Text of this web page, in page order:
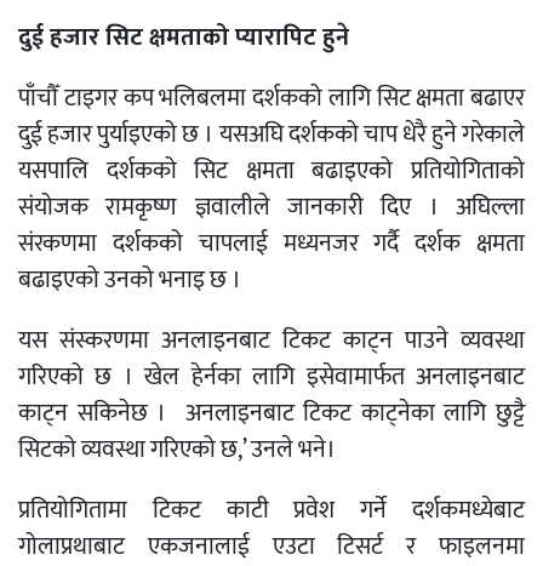
दुई हजार सिट क्षमताको प्यारापिट हुने
पाँचौँ टाइगर कप भलिबलमा दर्शकको लागि सिट क्षमता बढाएर
दुई हजार पुर्याइएको छ । यसअघि दर्शकको चाप धेरै हुने गरेकाले
यसपालि दर्शकको सिट क्षमता बढाइएको प्रतियोगिताको
संयोजक रामकृष्ण ज्ञवालीले जानकारी दिए । अघिल्ला
संरकणमा दर्शकको चापलाई मध्यनजर गर्दै दर्शक क्षमता
बढाइएको उनको भनाइ छ ।
यस संस्करणमा अनलाइनबाट टिकट काट्न पाउने व्यवस्था
गरिएको छ । खेल हेर्नका लागि इसेवामार्फत अनलाइनबाट
काट्न सकिनेछ । अनलाइनबाट टिकट काट्नेका लागि छुट्टै
सिटको व्यवस्था गरिएको छ,’ उनले भने।
प्रतियोगितामा टिकट काटी प्रवेश गर्ने दर्शकमध्येबाट
गोलाप्रथाबाट एकजनालाई एउटा टिसर्ट र फाइलनमा